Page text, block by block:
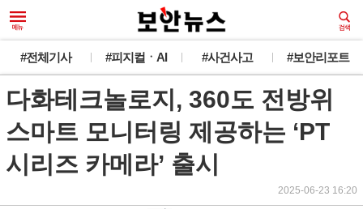
#전체기사 #피지컬ㆍAI #사건사고 #보안리포트
다화테크놀로지, 360도 전방위
스마트 모니터링 제공하는 ‘PT
시리즈 카메라’ 출시
2025-06-23 16:20